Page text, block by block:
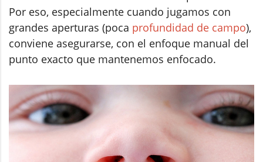
Por eso, especialmente cuando jugamos con
grandes aperturas (poca profundidad de campo),
conviene asegurarse, con el enfoque manual del
punto exacto que mantenemos enfocado.